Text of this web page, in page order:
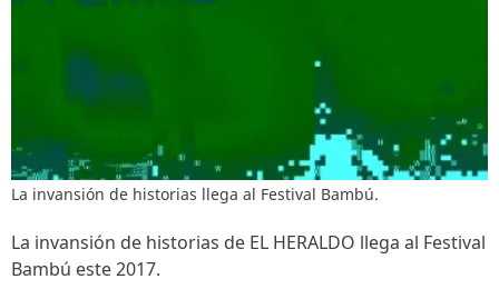
La invansión de historias llega al Festival Bambú.
La invansión de historias de EL HERALDO llega al Festival
Bambú este 2017.